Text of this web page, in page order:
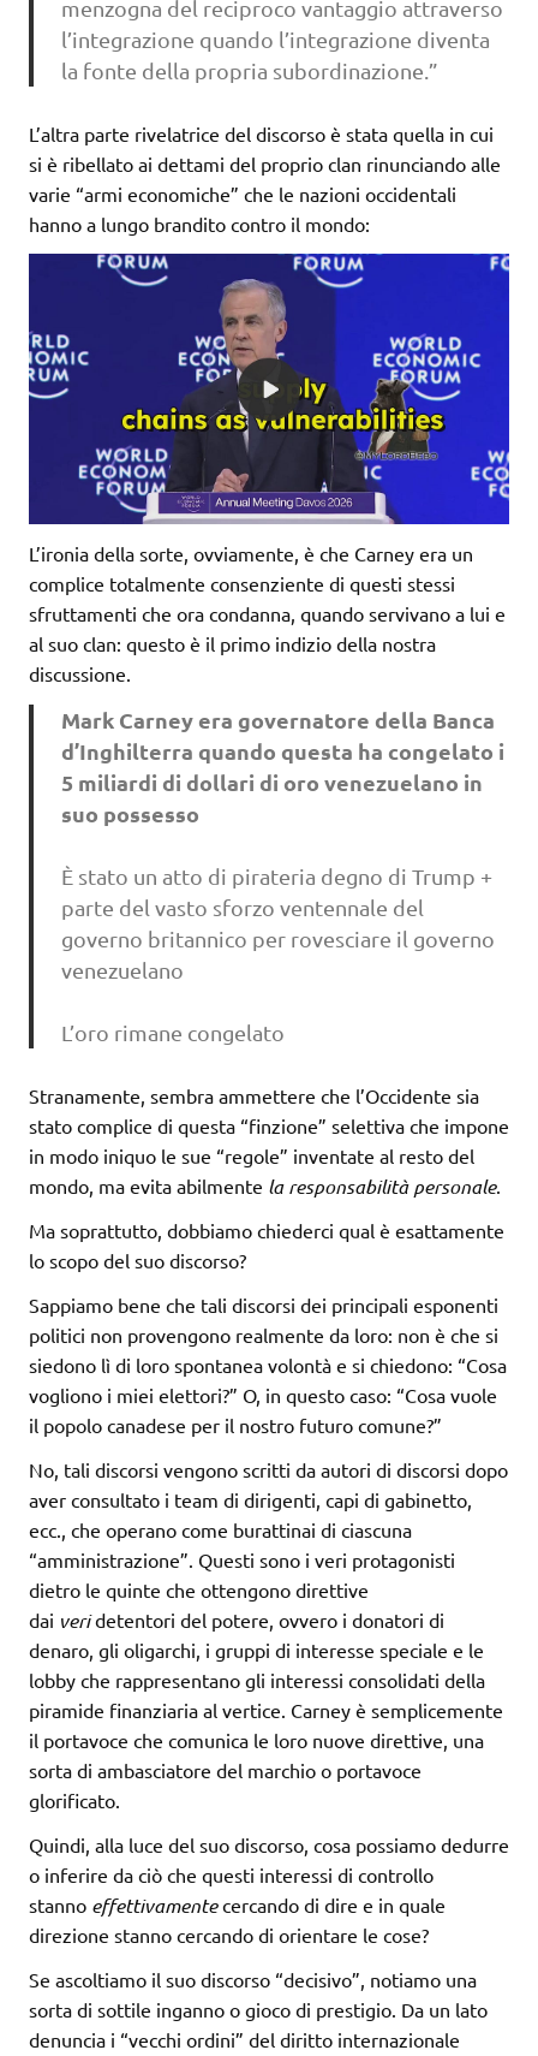
menzogna del reciproco vantaggio attraverso
l’integrazione quando l’integrazione diventa
la fonte della propria subordinazione.”
L’altra parte rivelatrice del discorso è stata quella in cui
si è ribellato ai dettami del proprio clan rinunciando alle
varie “armi economiche” che le nazioni occidentali
hanno a lungo brandito contro il mondo:
L’ironia della sorte, ovviamente, è che Carney era un
complice totalmente consenziente di questi stessi
sfruttamenti che ora condanna, quando servivano a lui e
al suo clan: questo è il primo indizio della nostra
discussione.
Mark Carney era governatore della Banca
d’Inghilterra quando questa ha congelato i
5 miliardi di dollari di oro venezuelano in
suo possesso
È stato un atto di pirateria degno di Trump +
parte del vasto sforzo ventennale del
governo britannico per rovesciare il governo
venezuelano
L’oro rimane congelato
Stranamente, sembra ammettere che l’Occidente sia
stato complice di questa “finzione” selettiva che impone
in modo iniquo le sue “regole” inventate al resto del
mondo, ma evita abilmente la responsabilità personale.
Ma soprattutto, dobbiamo chiederci qual è esattamente
lo scopo del suo discorso?
Sappiamo bene che tali discorsi dei principali esponenti
politici non provengono realmente da loro: non è che si
siedono lì di loro spontanea volontà e si chiedono: “Cosa
vogliono i miei elettori?” O, in questo caso: “Cosa vuole
il popolo canadese per il nostro futuro comune?”
No, tali discorsi vengono scritti da autori di discorsi dopo
aver consultato i team di dirigenti, capi di gabinetto,
ecc., che operano come burattinai di ciascuna
“amministrazione”. Questi sono i veri protagonisti
dietro le quinte che ottengono direttive
dai veridetentori del potere, ovvero i donatori di
denaro, gli oligarchi, i gruppi di interesse speciale e le
lobby che rappresentano gli interessi consolidati della
piramide finanziaria al vertice. Carney è semplicemente
il portavoce che comunica le loro nuove direttive, una
sorta di ambasciatore del marchio o portavoce
glorificato.
Quindi, alla luce del suo discorso, cosa possiamo dedurre
o inferire da ciò che questi interessi di controllo
stanno effettivamentecercando di dire e in quale
direzione stanno cercando di orientare le cose?
Se ascoltiamo il suo discorso “decisivo”, notiamo una
sorta di sottile inganno o gioco di prestigio. Da un lato
denuncia i “vecchi ordini” del diritto internazionale